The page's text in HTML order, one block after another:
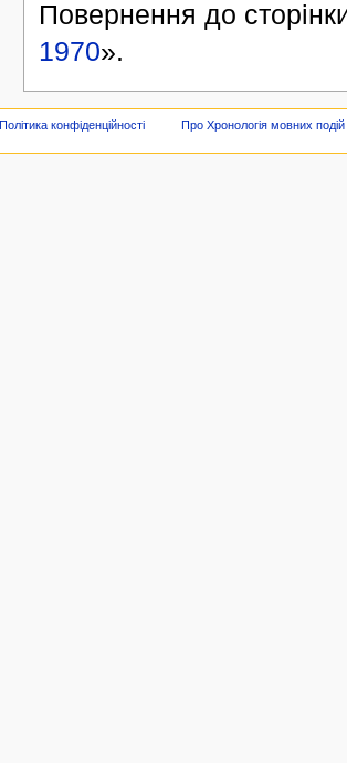
Повернення до
1970».
Політика конфіденційності Про Хронологія мовних подій